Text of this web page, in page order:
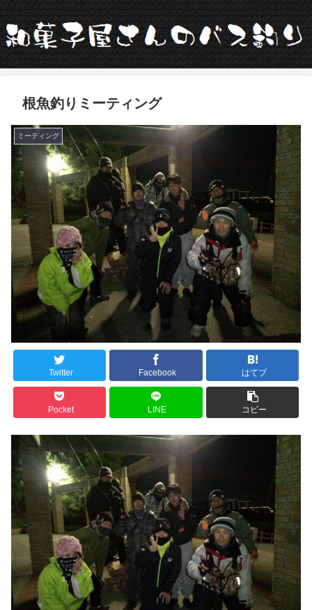
根魚釣りミーティング
ミーティング
Twitter Facebook はてブ
Pocket LINE コピー